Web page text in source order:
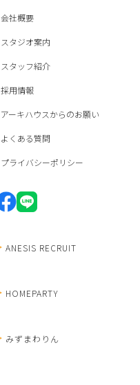
会社概要
スタジオ案内
スタッフ紹介
採用情報
アーキハウスからのお願い
よくある質問
プライバシーポリシー
ANESIS RECRUIT
HOMEPARTY
みずまわりん